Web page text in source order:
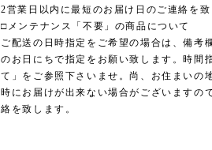
2営業日以内に最短のお届け日のご連絡を致
□メンテナンス「不要」の商品について
ご配送の日時指定をご希望の場合は、備考
のお日にちで指定をお願い致します。時間
て」をご参照下さいませ。尚、お住まいの
時にお届けが出来ない場合がございますの
絡を致します。